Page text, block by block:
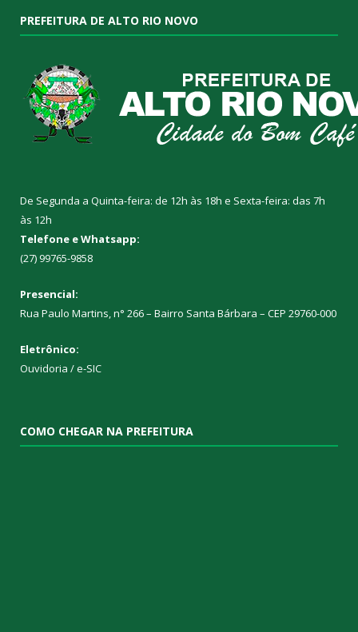
PREFEITURA DE ALTO RIO NOVO
De Segunda a Quinta-feira: de 12h às 18h e Sexta-feira: das 7h
às 12h
Telefone e Whatsapp:
(27) 99765-9858
Presencial:
Rua Paulo Martins, n° 266 – Bairro Santa Bárbara – CEP 29760-000
Eletrônico:
Ouvidoria /e-SIC
COMO CHEGAR NA PREFEITURA